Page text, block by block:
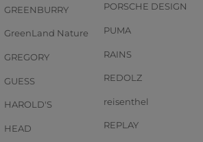
GREENBURRY
GreenLand Nature
GREGORY
GUESS
HAROLD'S
HEAD
PORSCHE DESIGN
PUMA
RAINS
REDOLZ
reisenthel
REPLAY